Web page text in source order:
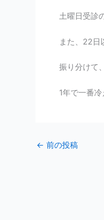
土曜日受診
また、22日
振り分けて
1年で一番
← 前の投稿